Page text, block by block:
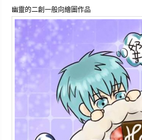
幽靈的二創一般向繪圖作品